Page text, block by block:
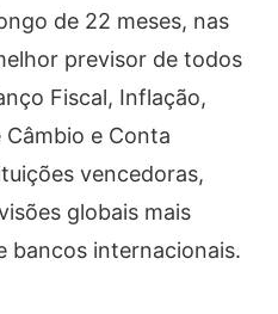
de 22 meses, nas
previsor de todos
Fiscal, Inflação,
Câmbio e Conta
vencedoras,
globais mais
bancos internacionais.